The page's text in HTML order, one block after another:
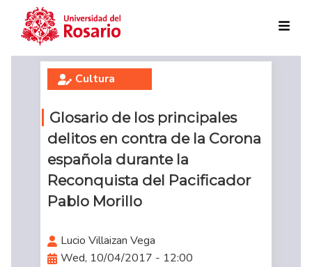
Skip to main content
Cultura
Glosario de los principales
delitos en contra de la Corona
española durante la
Reconquista del Pacificador
Pablo Morillo
Lucio Villaizan Vega
Wed, 10/04/2017 - 12:00